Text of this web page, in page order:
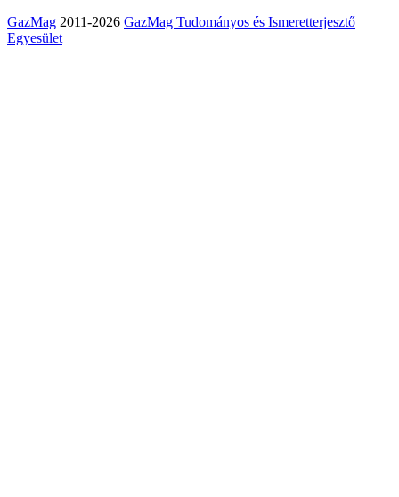
GazMag 2011-2026 GazMag Tudományos és Ismeretterjesztő
Egyesület